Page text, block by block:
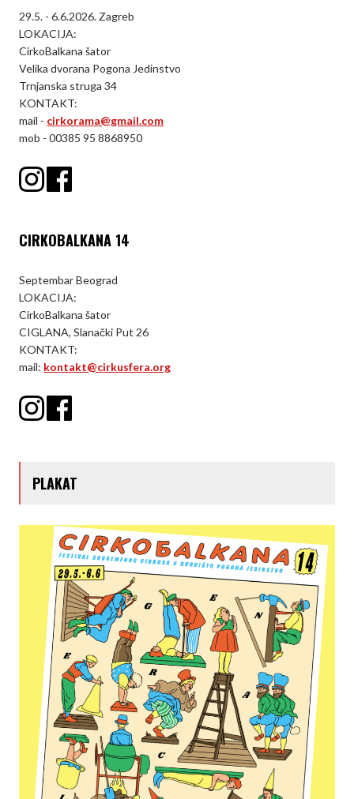
29.5. - 6.6.2026. Zagreb
LOKACIJA:
CirkoBalkana šator
Velika dvorana Pogona Jedinstvo
Trnjanska struga 34
KONTAKT:
mail - cirkorama@gmail.com
mob - 00385 95 8868950
CIRKOBALKANA 14
Septembar Beograd
LOKACIJA:
CirkoBalkana šator
CIGLANA, Slanački Put 26
KONTAKT:
mail: kontakt@cirkusfera.org
PLAKAT